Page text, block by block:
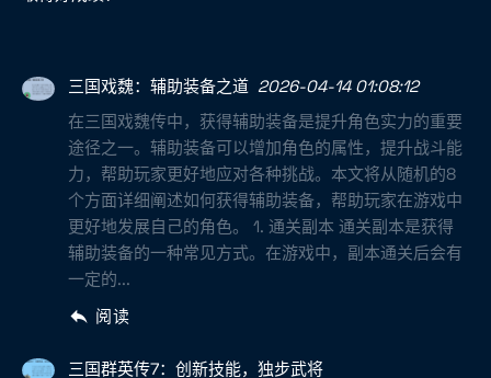
三国戏魏：辅助装备之道 2026-04-14 01:08:12
在三国戏魏传中，获得辅助装备是提升角色实力的重要
途径之一。辅助装备可以增加角色的属性，提升战斗能
力，帮助玩家更好地应对各种挑战。本文将从随机的8
个方面详细阐述如何获得辅助装备，帮助玩家在游戏中
更好地发展自己的角色。 1. 通关副本 通关副本是获得
辅助装备的一种常见方式。在游戏中，副本通关后会有
一定的...
阅读
三国群英传7：创新技能，独步武将